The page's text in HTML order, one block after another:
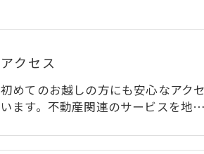
アクセス
初めてのお越しの方にも安心なアク
います。不動産関連のサービスを地…